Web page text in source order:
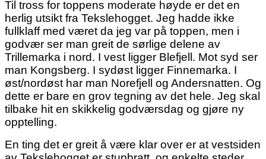
Til tross for toppens moderate høyde er det en
herlig utsikt fra Tekslehogget. Jeg hadde ikke
fullklaff med været da jeg var på toppen, men i
godvær ser man greit de sørlige delene av
Trillemarka i nord. I vest ligger Blefjell. Mot syd ser
man Kongsberg. I sydøst ligger Finnemarka. I
øst/nordøst har man Norefjell og Andersnatten. Og
dette er bare en grov tegning av det hele. Jeg skal
tilbake hit en skikkelig godværsdag og gjøre ny
opptelling.
En ting det er greit å være klar over er at vestsiden